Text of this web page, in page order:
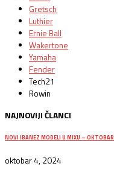
Gretsch
Luthier
Ernie Ball
Wakertone
Yamaha
Fender
Tech21
Rowin
NAJNOVIJI ČLANCI
NOVI IBANEZ MODELI U MIXU –
oktobar 4, 2024